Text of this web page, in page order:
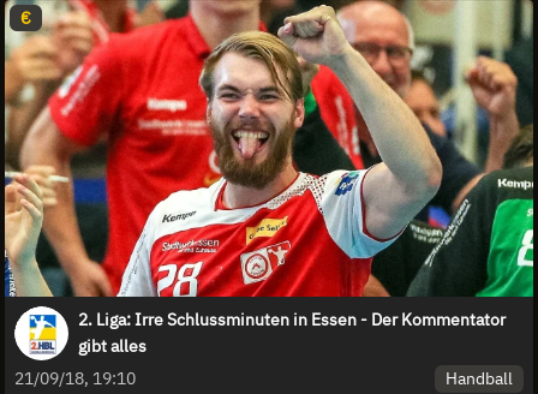
€
2. Liga: Irre Schlussminuten in Essen - Der Kommentator
gibt alles
21/09/18, 19:10
Handball